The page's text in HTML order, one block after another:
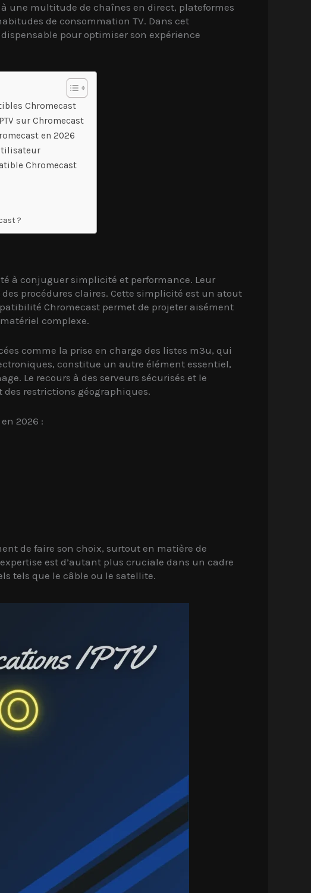
une multitude de chaînes en direct, plateformes
de consommation TV. Dans cet
pour optimiser son expérience
Chromecast
sur Chromecast
en 2026
Chromecast
?
à conjuguer simplicité et performance. Leur
procédures claires. Cette simplicité est un atout
Chromecast permet de projeter aisément
complexe.
comme la prise en charge des listes m3u, qui
constitue un autre élément essentiel,
Le recours à des serveurs sécurisés et le
restrictions géographiques.
2026 :
de faire son choix, surtout en matière de
est d’autant plus cruciale dans un cadre
tels que le câble ou le satellite.